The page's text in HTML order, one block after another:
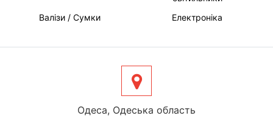
Валізи / Сумки
Електроніка
Одеса, Одеська область